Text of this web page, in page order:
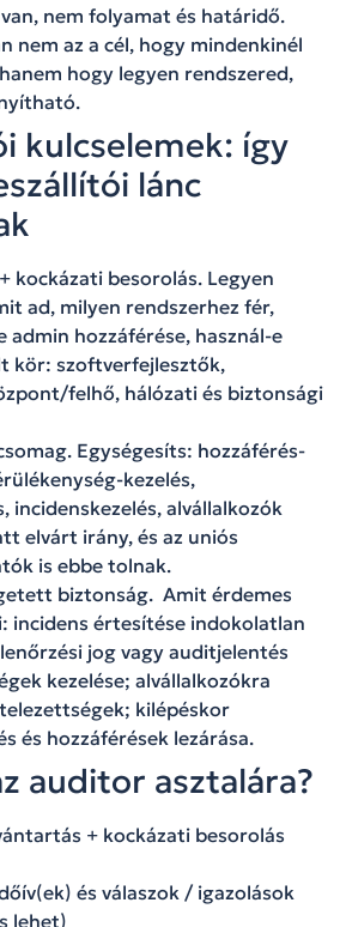
nem folyamat és határidő.
nem az a cél, hogy mindenkinél
hogy legyen rendszered,
kulcselemek: így
lánc
kockázati besorolás. Legyen
ad, milyen rendszerhez fér,
admin hozzáférése, használ-e
kör: szoftverfejlesztők,
felhő, hálózati és biztonsági
Egységesíts: hozzáférés-
kezelés,
incidenskezelés, alvállalkozók
elvárt irány, és az uniós
is ebbe tolnak.
biztonság. Amit érdemes
incidens értesítése indokolatlan
jog vagy auditjelentés
kezelése; alvállalkozókra
kilépéskor
és hozzáférések lezárása.
auditor asztalára?
+ kockázati besorolás
és válaszok / igazolások
lehet)